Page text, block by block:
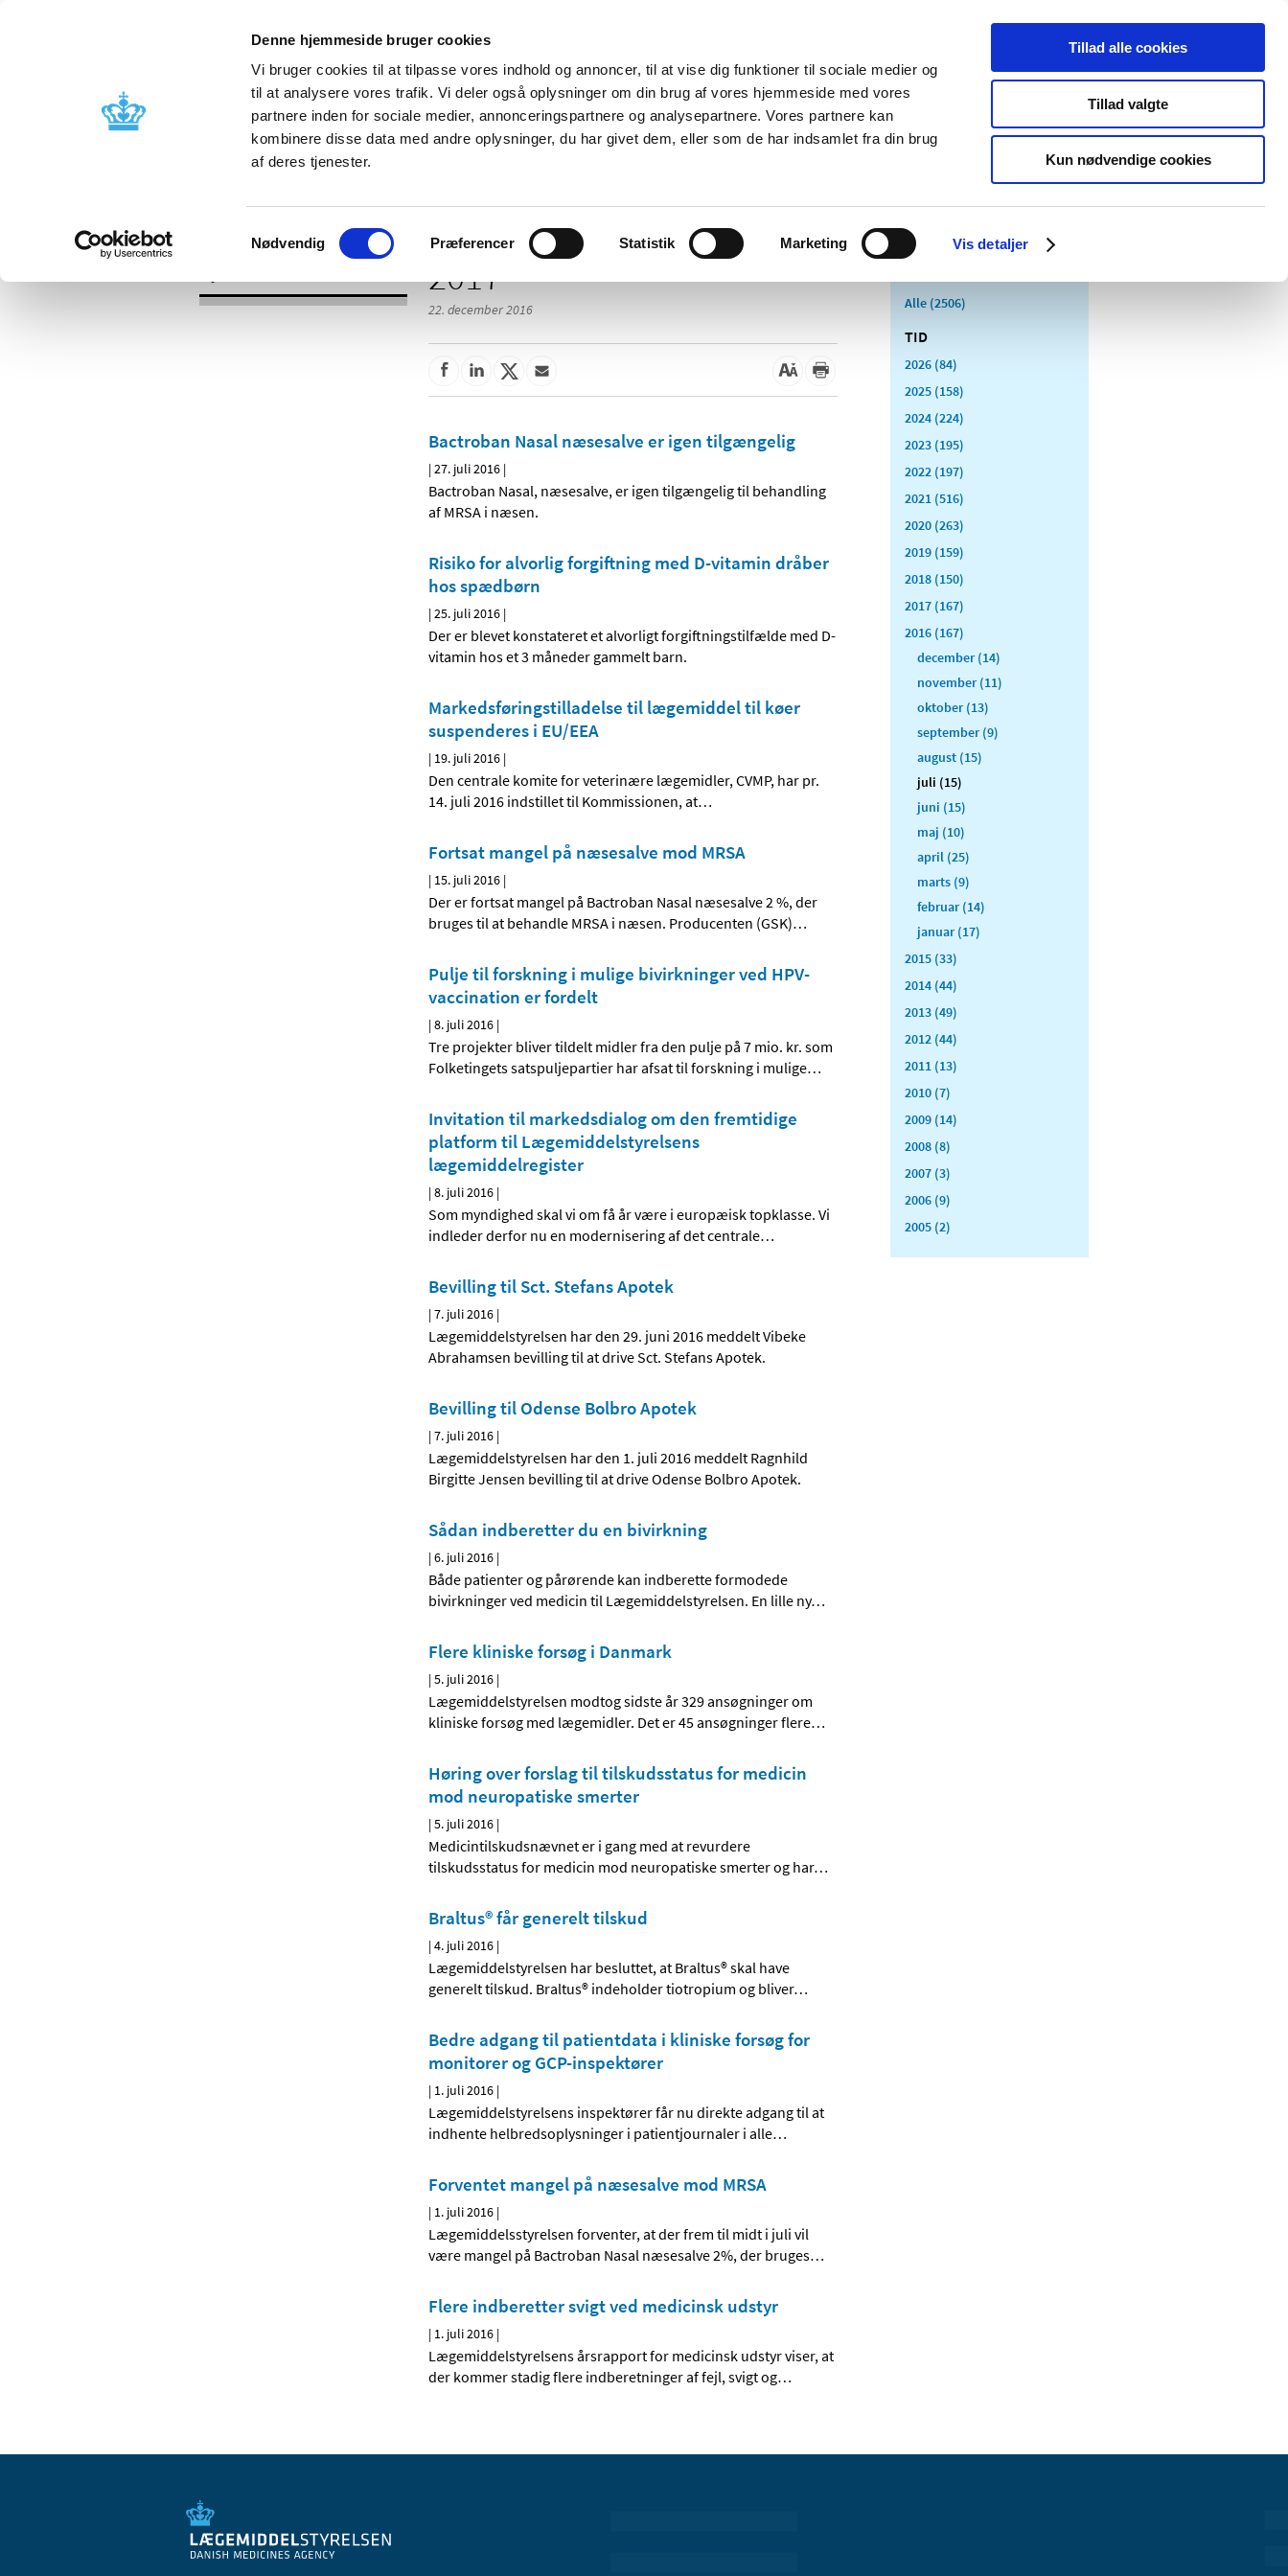
Denne hjemmeside bruger cookies
Vi bruger cookies til at tilpasse vores indhold og annoncer, til at vise dig funktioner til sociale medier og
til at analysere vores trafik. Vi deler også oplysninger om din brug af vores hjemmeside med vores
partnere inden for sociale medier, annonceringspartnere og analysepartnere. Vores partnere kan
kombinere disse data med andre oplysninger, du har givet dem, eller som de har indsamlet fra din brug
af deres tjenester.
Samtykkevalg
Nødvendig Præferencer Statistik Marketing Vis detaljer
Tillad alle cookies
Tillad valgte
Kun nødvendige cookies
Nyheder Om os Kontakt Udgivelser
Godkendelse og
Bivirkninger og
produktinformation
Tilskud og
Apoteker og salg af
Medicinsk
Særlige
produktområder
2017
22. december 2016
Bactroban Nasal næsesalve er igen tilgængelig
|27. juli 2016 |
Bactroban Nasal, næsesalve, er igen tilgængelig til behandling
af MRSA i næsen.
Risiko for alvorlig forgiftning med D-vitamin dråber
hos spædbørn
|25. juli 2016 |
Der er blevet konstateret et alvorligt forgiftningstilfælde med D-
vitamin hos et 3 måneder gammelt barn.
Markedsføringstilladelse til lægemiddel til køer
suspenderes i EU/EEA
| 19. juli 2016 |
Den centrale komite for veterinære lægemidler, CVMP, har pr.
14. juli 2016 indstillet til Kommissionen, at…
Fortsat mangel på næsesalve mod MRSA
| 15. juli 2016 |
Der er fortsat mangel på Bactroban Nasal næsesalve 2 %, der
bruges til at behandle MRSA i næsen. Producenten (GSK)…
Pulje til forskning i mulige bivirkninger ved HPV-
vaccination er fordelt
|8. juli 2016 |
Tre projekter bliver tildelt midler fra den pulje på 7 mio. kr. som
Folketingets satspuljepartier har afsat til forskning i mulige…
Invitation til markedsdialog om den fremtidige
platform til Lægemiddelstyrelsens
lægemiddelregister
|8. juli 2016 |
Som myndighed skal vi om få år være i europæisk topklasse. Vi
indleder derfor nu en modernisering af det centrale…
Bevilling til Sct. Stefans Apotek
|7. juli 2016 |
Lægemiddelstyrelsen har den 29. juni 2016 meddelt Vibeke
Abrahamsen bevilling til at drive Sct. Stefans Apotek.
Bevilling til Odense Bolbro Apotek
|7. juli 2016 |
Lægemiddelstyrelsen har den 1. juli 2016 meddelt Ragnhild
Birgitte Jensen bevilling til at drive Odense Bolbro Apotek.
Sådan indberetter du en bivirkning
|6. juli 2016 |
Både patienter og pårørende kan indberette formodede
bivirkninger ved medicin til Lægemiddelstyrelsen. En lille ny…
Flere kliniske forsøg i Danmark
|5. juli 2016 |
Lægemiddelstyrelsen modtog sidste år 329 ansøgninger om
kliniske forsøg med lægemidler. Det er 45 ansøgninger flere…
Høring over forslag til tilskudsstatus for medicin
mod neuropatiske smerter
|5. juli 2016 |
Medicintilskudsnævnet er i gang med at revurdere
tilskudsstatus for medicin mod neuropatiske smerter og har…
Braltus® får generelt tilskud
|4. juli 2016 |
Lægemiddelstyrelsen har besluttet, at Braltus® skal have
generelt tilskud. Braltus® indeholder tiotropium og bliver…
Bedre adgang til patientdata i kliniske forsøg for
monitorer og GCP-inspektører
| 1. juli 2016 |
Lægemiddelstyrelsens inspektører får nu direkte adgang til at
indhente helbredsoplysninger i patientjournaler i alle…
Forventet mangel på næsesalve mod MRSA
| 1. juli 2016 |
Lægemiddelsstyrelsen forventer, at der frem til midt i juli vil
være mangel på Bactroban Nasal næsesalve 2%, der bruges…
Flere indberetter svigt ved medicinsk udstyr
| 1. juli 2016 |
Lægemiddelstyrelsens årsrapport for medicinsk udstyr viser, at
der kommer stadig flere indberetninger af fejl, svigt og…
Alle (2506)
TID
2026 (84)
2025 (158)
2024 (224)
2023 (195)
2022 (197)
2021 (516)
2020 (263)
2019 (159)
2018 (150)
2017 (167)
2016 (167)
december (14)
november (11)
oktober (13)
september (9)
august (15)
juli (15)
juni (15)
maj (10)
april (25)
marts (9)
februar (14)
januar (17)
2015 (33)
2014 (44)
2013 (49)
2012 (44)
2011 (13)
2010 (7)
2009 (14)
2008 (8)
2007 (3)
2006 (9)
2005 (2)